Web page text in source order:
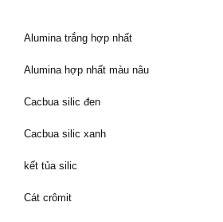
Alumina trắng hợp nhất
Alumina hợp nhất màu nâu
Cacbua silic đen
Cacbua silic xanh
kết tủa silic
Cát crômit